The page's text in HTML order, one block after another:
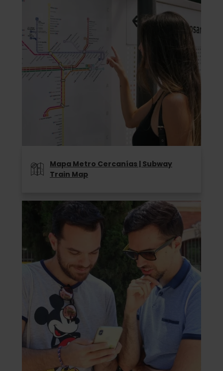
Mapa Metro Cercanías | Subway
Train Map